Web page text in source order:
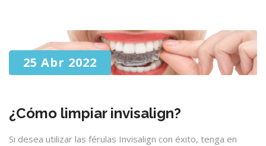
25 Abr 2022
¿Cómo limpiar invisalign?
Si desea utilizar las férulas Invisalign con éxito, tenga en